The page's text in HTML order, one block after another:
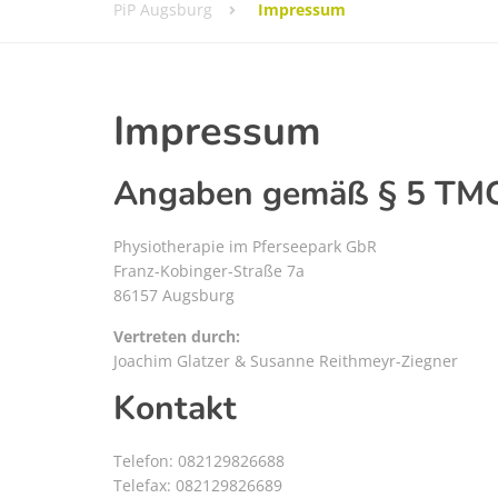
PiP Augsburg Impressum
Impressum
Angaben gemäß § 5
Physiotherapie im Pferseepark GbR
Franz-Kobinger-Straße 7a
86157 Augsburg
Vertreten durch:
Joachim Glatzer & Susanne Reithmeyr-Ziegner
Kontakt
Telefon: 082129826688
Telefax: 082129826689